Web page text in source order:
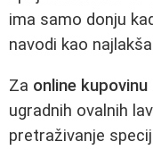
ima samo donju
navodi kao
Za online kupovinu
ugradnih ovalnih
pretraživanje